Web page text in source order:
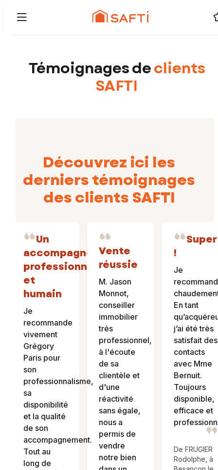
Témoignages declients
SAFTI
Découvrez ici les
derniers témoignages
des clients SAFTI
Un
accompagnement
professionnel
et
humain
Je
recommande
vivement
Grégory
Paris pour
son
professionnalisme,
sa
disponibilité
et la qualité
de son
accompagnement.
Tout au
long de
Vente
réussie
M. Jason
Monnot,
conseiller
immobilier
très
professionnel,
à l'écoute
de sa
clientèle et
d'une
réactivité
sans égale,
nous a
permis de
vendre
notre bien
Super
!
Je
En tant
j’ai été très
satisfait des
contacts
avec Mme
Bernuit.
Toujours
disponible,
efficace et
De FRUGIER
Rodolphe, à